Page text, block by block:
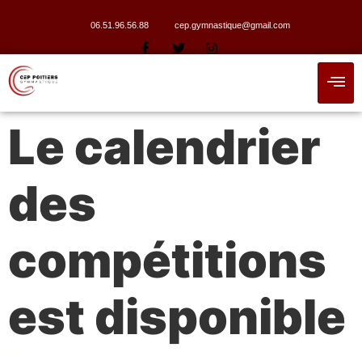
06.51.96.56.88 cep.gymnastique@gmail.com
Le calendrier
des
compétitions
est disponible